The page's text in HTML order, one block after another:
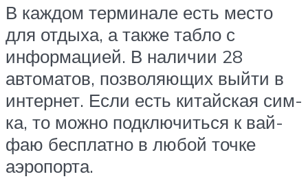
В каждом терминале есть место
для отдыха, а также табло с
информацией. В наличии 28
автоматов, позволяющих выйти в
интернет. Если есть китайская сим-
ка, то можно подключиться к вай-
фаю бесплатно в любой точке
аэропорта.